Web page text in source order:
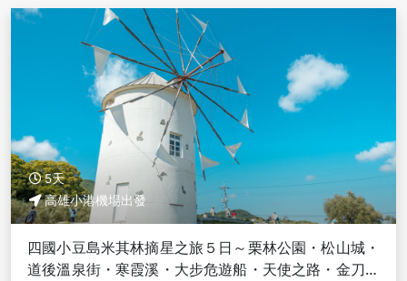
5天
高雄小港機場出發
四國小豆島米其林摘星之旅５日～栗林公園・松山城・
道後溫泉街・寒霞溪・大步危遊船・天使之路・金刀比